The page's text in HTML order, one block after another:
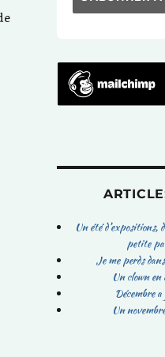
Un été d’expositions,
petite
Je me perds
Un clown
Décembre
Un